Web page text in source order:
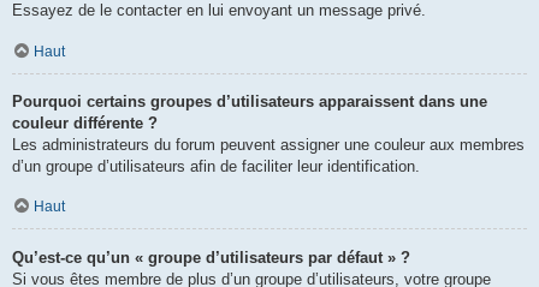
Essayez de le contacter en lui envoyant un message privé.
Haut
Pourquoi certains groupes d’utilisateurs apparaissent dans une
couleur différente ?
Les administrateurs du forum peuvent assigner une couleur aux membres
d’un groupe d’utilisateurs afin de faciliter leur identification.
Haut
Qu’est-ce qu’un « groupe d’utilisateurs par défaut » ?
Si vous êtes membre de plus d’un groupe d’utilisateurs, votre groupe